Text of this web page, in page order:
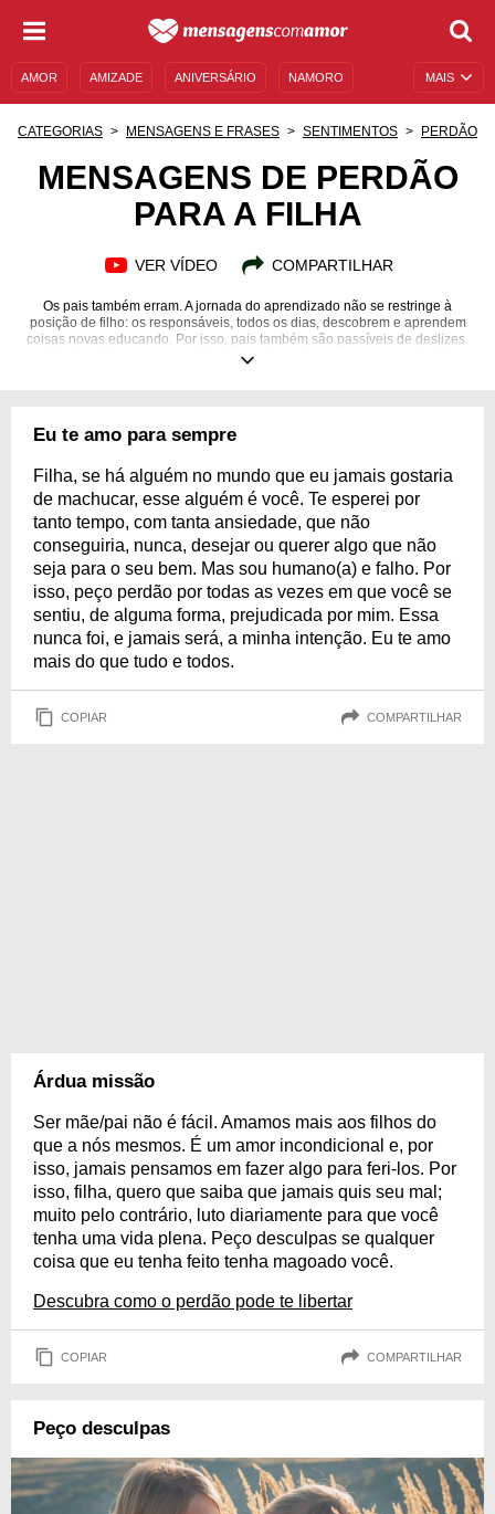
MAIS
AMOR AMIZADE ANIVERSÁRIO NAMORO
MENSAGENS E FRASES MENSAGENS DE ANIVERSÁRIO
CATEGORIAS MENSAGENS E FRASES SENTIMENTOS PERDÃO
MENSAGENS DE PERDÃO
PARA A FILHA
VER VÍDEO COMPARTILHAR
Os pais também erram. A jornada do aprendizado não se restringe à
posição de filho: os responsáveis, todos os dias, descobrem e aprendem
coisas novas educando. Por isso, pais também são passíveis de deslizes.
Eles também erram e, muitas vezes, descobrem apenas quando já
que devemos reconhecer nossos erros e tentar consertá-los. Saiba colocar
Eu te amo para sempre
Filha, se há alguém no mundo que eu jamais gostaria
de machucar, esse alguém é você. Te esperei por
tanto tempo, com tanta ansiedade, que não
conseguiria, nunca, desejar ou querer algo que não
seja para o seu bem. Mas sou humano(a) e falho. Por
isso, peço perdão por todas as vezes em que você se
sentiu, de alguma forma, prejudicada por mim. Essa
nunca foi, e jamais será, a minha intenção. Eu te amo
mais do que tudo e todos.
COPIAR COMPARTILHAR
Árdua missão
Ser mãe/pai não é fácil. Amamos mais aos filhos do
que a nós mesmos. É um amor incondicional e, por
isso, jamais pensamos em fazer algo para feri-los. Por
isso, filha, quero que saiba que jamais quis seu mal;
muito pelo contrário, luto diariamente para que você
tenha uma vida plena. Peço desculpas se qualquer
coisa que eu tenha feito tenha magoado você.
Descubra como o perdão pode te libertar
COPIAR COMPARTILHAR
Peço desculpas